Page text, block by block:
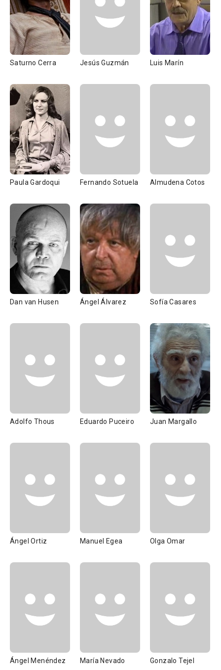
Saturno Cerra Jesús Guzmán Luis Marín
Paula Gardoqui Fernando Sotuela Almudena Cotos
Dan van Husen Ángel Álvarez Sofía Casares
Adolfo Thous Eduardo Puceiro Juan Margallo
Ángel Ortiz Manuel Egea Olga Omar
Ángel Menéndez María Nevado Gonzalo Tejel